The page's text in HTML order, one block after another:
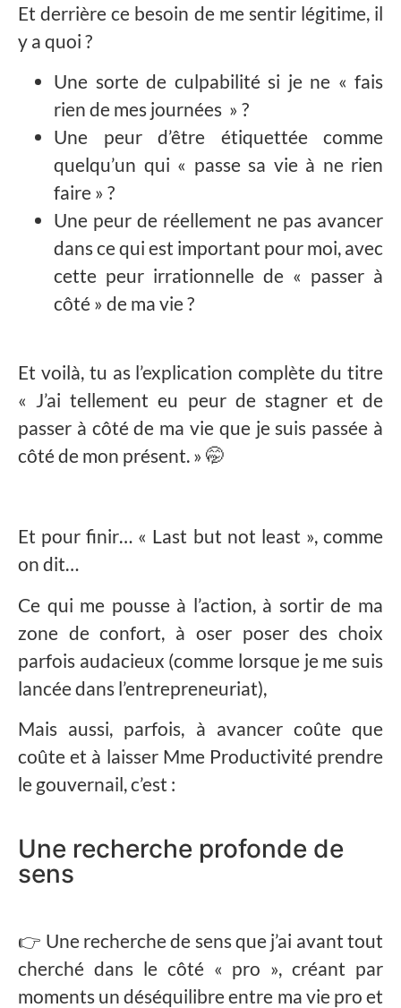
Et derrière ce besoin de me sentir légitime, il
y a quoi ?
Une sorte de culpabilité si je ne « fais
rien de mes journées » ?
Une peur d’être étiquettée comme
quelqu’un qui « passe sa vie à ne rien
faire » ?
Une peur de réellement ne pas avancer
dans ce qui est important pour moi, avec
cette peur irrationnelle de « passer à
côté » de ma vie ?
Et voilà, tu as l’explication complète du titre
« J’ai tellement eu peur de stagner et de
passer à côté de ma vie que je suis passée à
côté de mon présent. » 🤭
Et pour finir… « Last but not least », comme
on dit…
Ce qui me pousse à l’action, à sortir de ma
zone de confort, à oser poser des choix
parfois audacieux (comme lorsque je me suis
lancée dans l’entrepreneuriat),
Mais aussi, parfois, à avancer coûte que
coûte et à laisser Mme Productivité prendre
le gouvernail, c’est :
Une recherche profonde de
sens
👉 Une recherche de sens que j’ai avant tout
cherché dans le côté « pro », créant par
moments un déséquilibre entre ma vie pro et